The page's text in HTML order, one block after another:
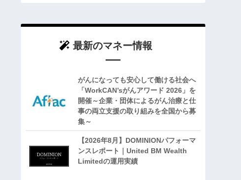
最新のマネー情報
がんになっても安心して働ける社会へ
「WorkCAN’sがんアワード 2026」を
開催～企業・団体によるがん治療と仕
事の両立支援の取り組みを全国から募
集～
【2026年8月】DOMINIONパフォーマ
ンスレポート｜United BM Wealth
Limitedの運用実績